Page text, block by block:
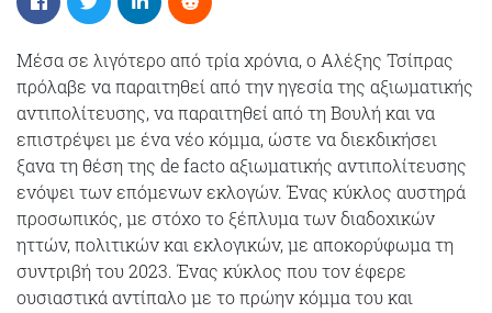
Μέσα σε λιγότερο από τρία χρόνια, ο Αλέξης Τσίπρας
πρόλαβε να παραιτηθεί από την ηγεσία της αξιωματικής
αντιπολίτευσης, να παραιτηθεί από τη Βουλή και να
επιστρέψει με ένα νέο κόμμα, ώστε να διεκδικήσει
ξανα τη θέση της de facto αξιωματικής αντιπολίτευσης
ενόψει των επόμενων εκλογών. Ένας κύκλος αυστηρά
προσωπικός, με στόχο το ξέπλυμα των διαδοχικών
ηττών, πολιτικών και εκλογικών, με αποκορύφωμα τη
συντριβή του 2023. Ένας κύκλος που τον έφερε
ουσιαστικά αντίπαλο με το πρώην κόμμα του και